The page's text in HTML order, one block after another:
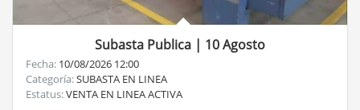
Subasta Publica | 10 Agosto
Fecha: 10/08/2026 12:00
Categoría:SUBASTA EN LINEA
Estatus:VENTA EN LINEA ACTIVA